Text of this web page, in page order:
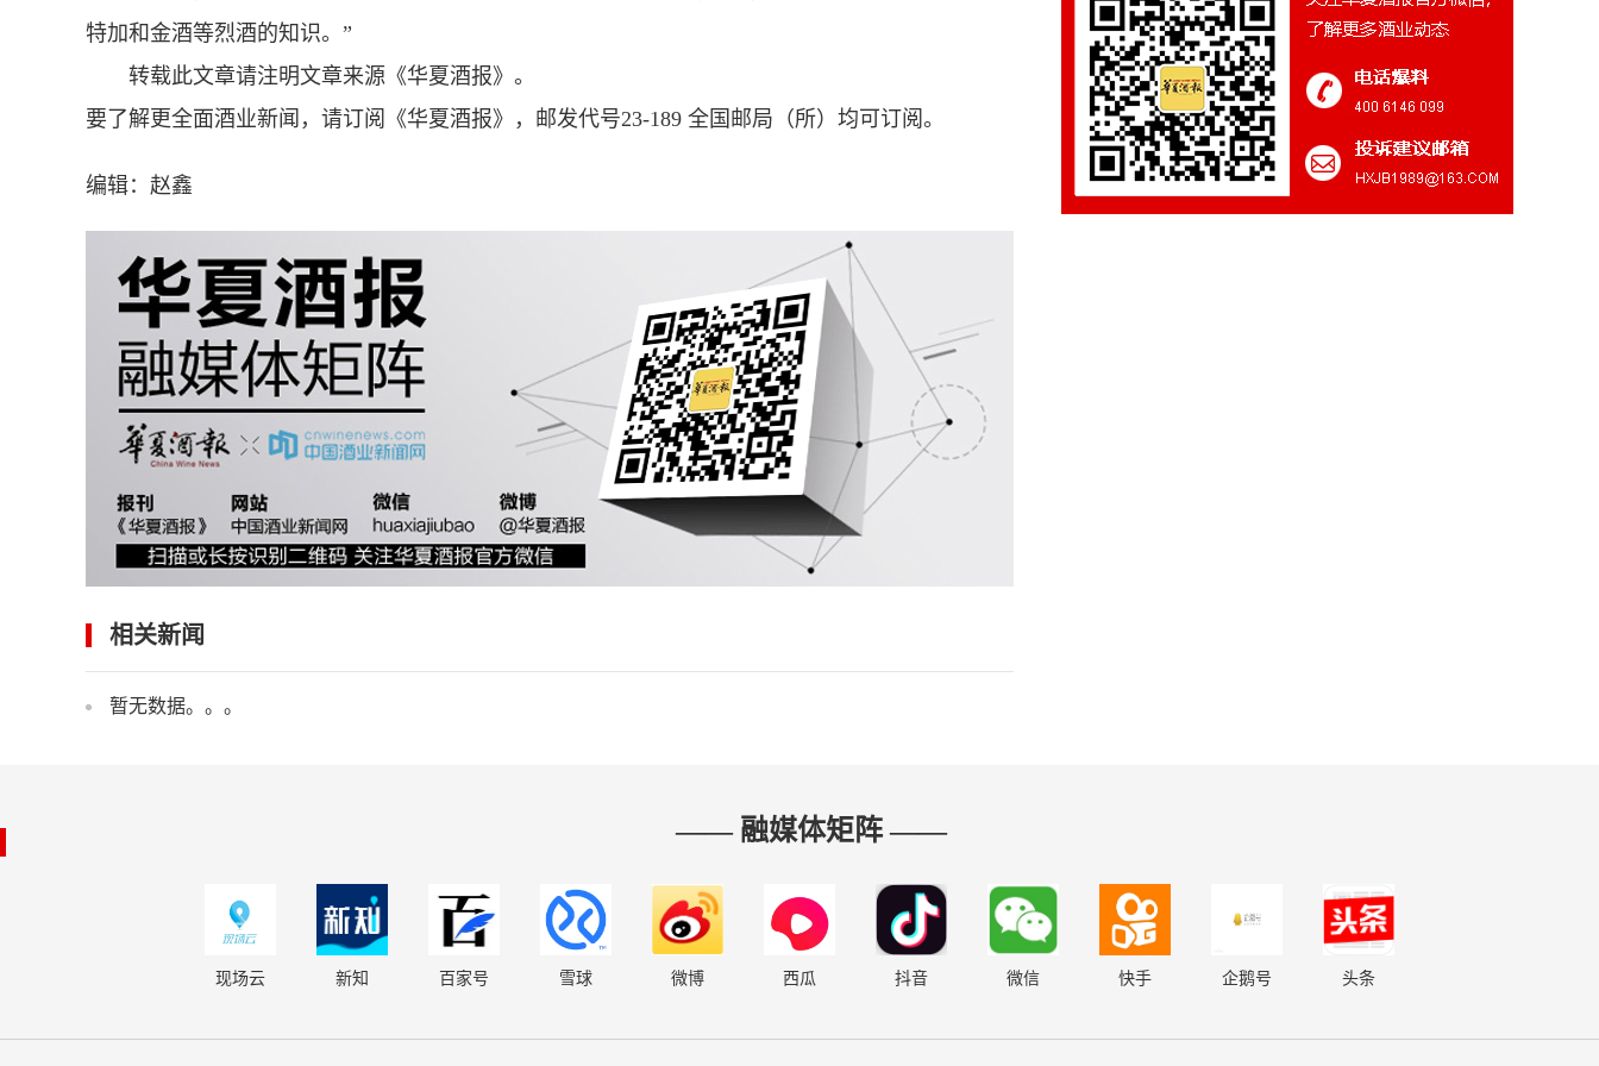
特加和金酒等烈酒的知识。”
转载此文章请注明文章来源《华夏酒报》。
要了解更全面酒业新闻，请订阅《华夏酒报》，邮发代号23-189 全国邮局（所）均可订阅。
编辑：赵鑫
相关新闻
暂无数据。。。
—— 融媒体矩阵 ——
现场云 新知 百家号 雪球 微博 西瓜 抖音 微信 快手 企鹅号 头条